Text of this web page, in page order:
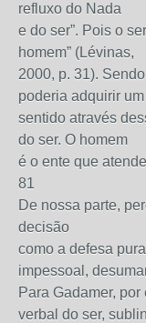
refluxo do Nada
e do ser”. Pois o
homem” (Lévinas,
2000, p. 31).
poderia adquirir um
sentido através
do ser. O homem
é o ente que
81
De nossa parte,
decisão
como a defesa
impessoal,
Para Gadamer,
verbal do ser,